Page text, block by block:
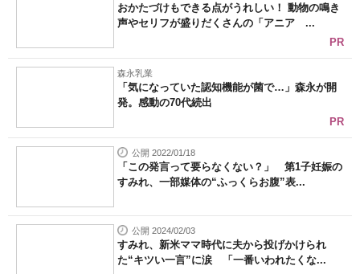
おかたづけもできる点がうれしい！ 動物の鳴き
声やセリフが盛りだくさんの「アニア ...
PR
森永乳業
「気になっていた認知機能が菌で…」森永が開
発。感動の70代続出
PR
公開 2022/01/18
「この発言って要らなくない？」 第1子妊娠の
すみれ、一部媒体の“ふっくらお腹”表...
公開 2024/02/03
すみれ、新米ママ時代に夫から投げかけられ
た“キツい一言”に涙 「一番いわれたくな...